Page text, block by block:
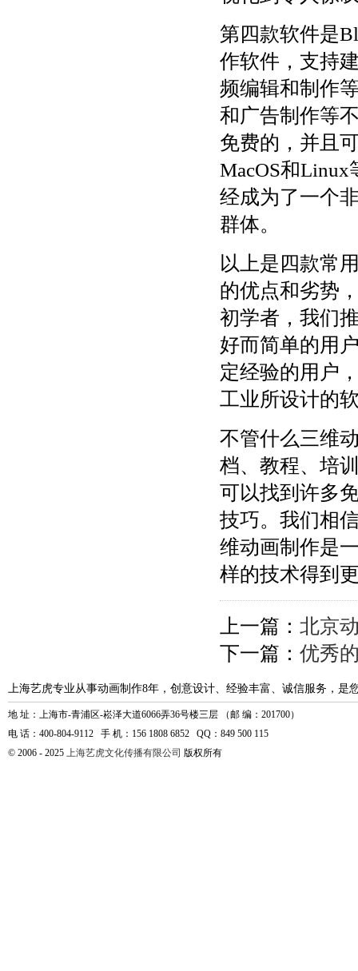
第四款软件是
作软件，支持
频编辑和制作
和广告制作等
免费的，并且
MacOS和
经成为了一个
群体。
以上是四款常
的优点和劣势
初学者，我们
好而简单的用
定经验的用户
工业所设计的
不管什么三维
档、教程、培
可以找到许多
技巧。我们相
维动画制作是
样的技术得到
上一篇： 北京
下一篇： 优秀
上海艺虎专业从事动画制作8年，创意设计、经验丰富、诚信服务，是
地 址：上海市-青浦区-崧泽大道6066弄36号楼三层 （邮 编：201700）
电 话：400-804-9112 手 机：156 1808 6852 QQ：849 500 115
© 2006 - 2025 上海艺虎文化传播有限公司 版权所有